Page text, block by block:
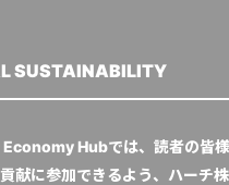
SUSTAINABILITY
Hubでは、読者の皆
献に参加できるよう、ハーチ